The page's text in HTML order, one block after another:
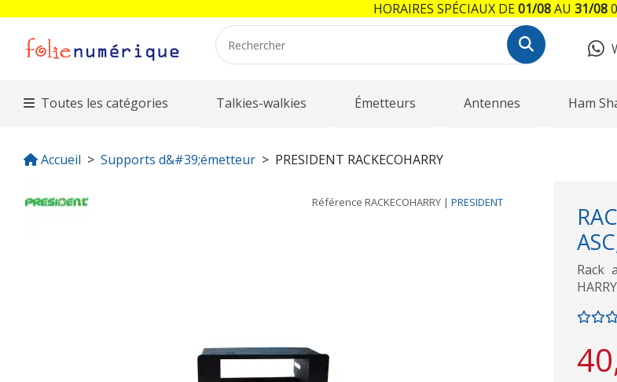
Toutes les catégories Talkies-walkies Émetteurs Antennes Ham
Accueil Supports d&#39;émetteur PRESIDENT RACKECOHARRY
Référence RACKECOHARRY | PRESIDENT
Rack
HORAIRES SPÉCIAUX DE01/08AU 31/08